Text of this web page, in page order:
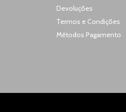
Devoluções
Termos e Condições
Métodos Pagamento